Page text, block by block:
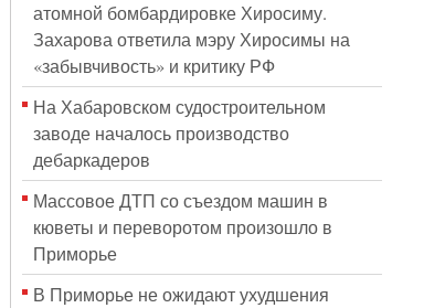
атомной бомбардировке Хиросиму.
Захарова ответила мэру Хиросимы на
«забывчивость» и критику РФ
На Хабаровском судостроительном
заводе началось производство
дебаркадеров
Массовое ДТП со съездом машин в
кюветы и переворотом произошло в
Приморье
В Приморье не ожидают ухудшения